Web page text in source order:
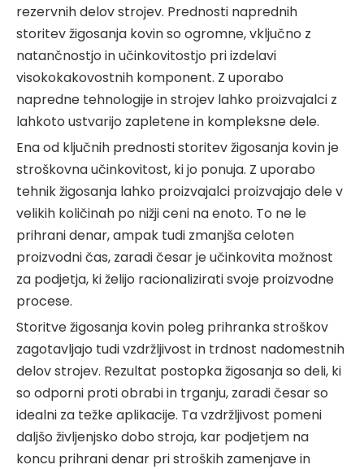
rezervnih delov strojev. Prednosti naprednih
storitev žigosanja kovin so ogromne, vključno z
natančnostjo in učinkovitostjo pri izdelavi
visokokakovostnih komponent. Z uporabo
napredne tehnologije in strojev lahko proizvajalci z
lahkoto ustvarijo zapletene in kompleksne dele.
Ena od ključnih prednosti storitev žigosanja kovin je
stroškovna učinkovitost, ki jo ponuja. Z uporabo
tehnik žigosanja lahko proizvajalci proizvajajo dele v
velikih količinah po nižji ceni na enoto. To ne le
prihrani denar, ampak tudi zmanjša celoten
proizvodni čas, zaradi česar je učinkovita možnost
za podjetja, ki želijo racionalizirati svoje proizvodne
procese.
Storitve žigosanja kovin poleg prihranka stroškov
zagotavljajo tudi vzdržljivost in trdnost nadomestnih
delov strojev. Rezultat postopka žigosanja so deli, ki
so odporni proti obrabi in trganju, zaradi česar so
idealni za težke aplikacije. Ta vzdržljivost pomeni
daljšo življenjsko dobo stroja, kar podjetjem na
koncu prihrani denar pri stroških zamenjave in